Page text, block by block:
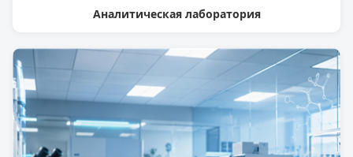
Аналитическая лаборатория